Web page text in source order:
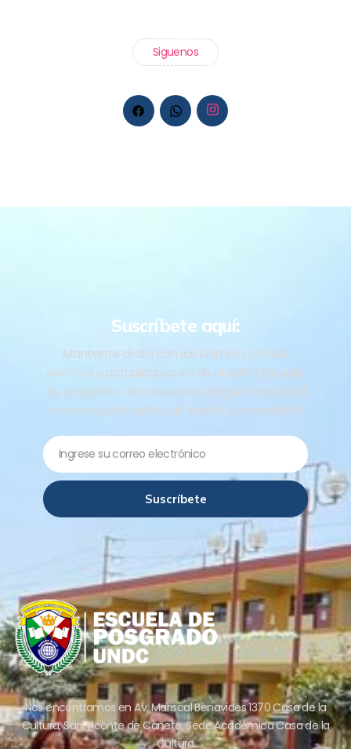
Siguenos
Suscríbete aquí:
Mantente al día con las últimas noticias,
eventos y actualizaciones de nuestra Escuela
de posgrado. ¡No te pierdas ninguna novedad
y forma parte activa de nuestra comunidad!
Email
Suscríbete
Nos encontramos en Av. Mariscal Benavides 1370 Casa de la
Cultura, San Vicente de Cañete, Sede Académica Casa de la
Cultura